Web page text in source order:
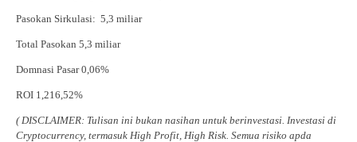
Pasokan Sirkulasi: 5,3 miliar
Total Pasokan 5,3 miliar
Domnasi Pasar 0,06%
ROI 1,216,52%
( DISCLAIMER: Tulisan ini bukan nasihan untuk berinvestasi. Investasi di
Cryptocurrency, termasuk High Profit, High Risk. Semua risiko apda